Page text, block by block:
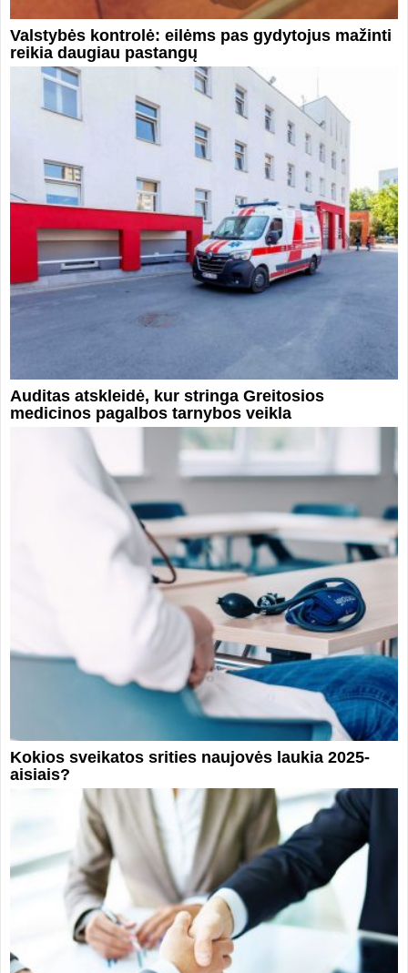
Valstybės kontrolė: eilėms pas gydytojus mažinti
reikia daugiau pastangų
Auditas atskleidė, kur stringa Greitosios
medicinos pagalbos tarnybos veikla
Kokios sveikatos srities naujovės laukia 2025-
aisiais?